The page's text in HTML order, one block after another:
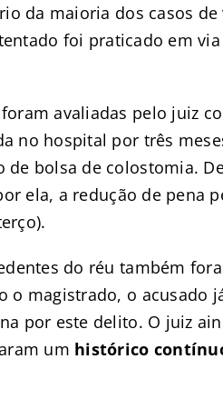
da maioria dos casos
foi praticado em
avaliadas pelo juiz
no hospital por três
de bolsa de colostomia.
ela, a redução de pena
do réu também
o magistrado, o acusado
por este delito. O juiz
um histórico